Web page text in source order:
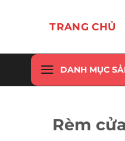
dung
TRANG CHỦ
DANH MỤC
Rèm